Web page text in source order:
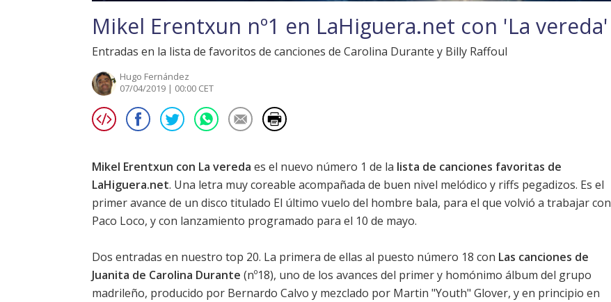
Mikel Erentxun nº1 en LaHiguera.net con 'La vereda'
Entradas en la lista de favoritos de canciones de Carolina Durante y Billy Raffoul
Hugo Fernández
07/04/2019 | 00:00 CET
Mikel Erentxun con La vereda es el nuevo número 1 de la lista de canciones favoritas de
LaHiguera.net. Una letra muy coreable acompañada de buen nivel melódico y riffs pegadizos. Es el
primer avance de un disco titulado El último vuelo del hombre bala, para el que volvió a trabajar con
Paco Loco, y con lanzamiento programado para el 10 de mayo.
Dos entradas en nuestro top 20. La primera de ellas al puesto número 18 con Las canciones de
Juanita de Carolina Durante (nº18), uno de los avances del primer y homónimo álbum del grupo
madrileño, producido por Bernardo Calvo y mezclado por Martin "Youth" Glover, y en principio en